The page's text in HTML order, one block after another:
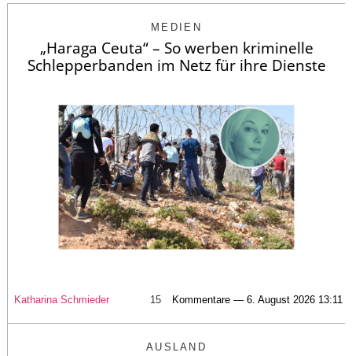
MEDIEN
„Haraga Ceuta“ – So werben kriminelle
Schlepperbanden im Netz für ihre Dienste
Katharina Schmieder 15 Kommentare — 6. August 2026 13:11
AUSLAND